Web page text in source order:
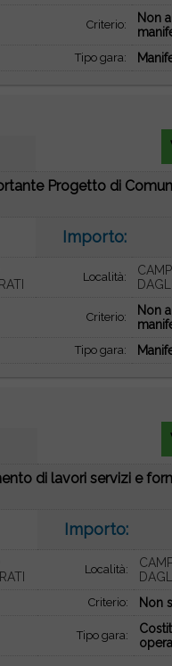
Criterio:
Non
Tipo gara:
Progetto di
Importo:
Località:
Criterio:
Non
Tipo gara:
di lavori servizi e
Importo:
Località:
Criterio: Non
Tipo gara: